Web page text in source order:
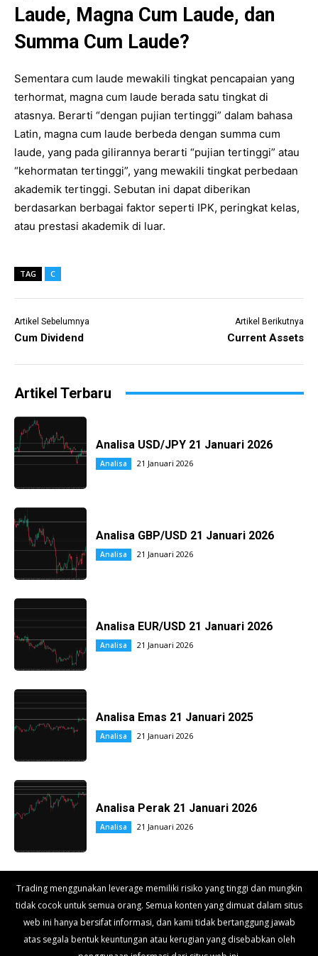
Laude, Magna Cum Laude, dan
Summa Cum Laude?
Sementara cum laude mewakili tingkat pencapaian yang
terhormat, magna cum laude berada satu tingkat di
atasnya. Berarti “dengan pujian tertinggi” dalam bahasa
Latin, magna cum laude berbeda dengan summa cum
laude, yang pada gilirannya berarti “pujian tertinggi” atau
“kehormatan tertinggi”, yang mewakili tingkat perbedaan
akademik tertinggi. Sebutan ini dapat diberikan
berdasarkan berbagai faktor seperti IPK, peringkat kelas,
atau prestasi akademik di luar.
TAG C
Artikel Sebelumnya
Cum Dividend
Artikel Berikutnya
Current Assets
Artikel Terbaru
Analisa USD/JPY 21 Januari 2026
Analisa 21 Januari 2026
Analisa GBP/USD 21 Januari 2026
Analisa 21 Januari 2026
Analisa EUR/USD 21 Januari 2026
Analisa 21 Januari 2026
Analisa Emas 21 Januari 2025
Analisa 21 Januari 2026
Analisa Perak 21 Januari 2026
Analisa 21 Januari 2026
Trading menggunakan leverage memiliki risiko yang tinggi dan mungkin
tidak cocok untuk semua orang. Semua konten yang dimuat dalam situs
web ini hanya bersifat informasi, dan kami tidak bertanggung jawab
atas segala bentuk keuntungan atau kerugian yang disebabkan oleh